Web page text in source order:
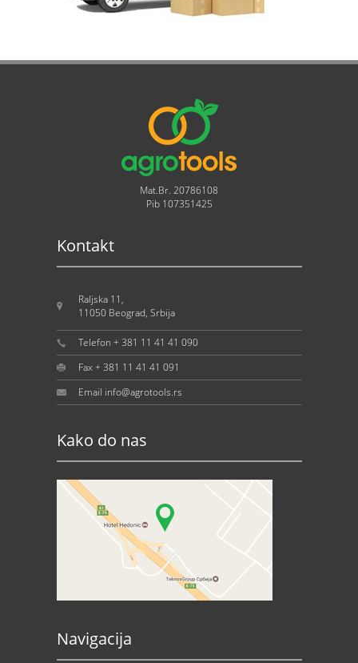
Mat.Br. 20786108
Pib 107351425
Kontakt
Raljska 11,
11050 Beograd, Srbija
Telefon + 381 11 41 41 090
Fax + 381 11 41 41 091
Email info@agrotools.rs
Kako do nas
Navigacija